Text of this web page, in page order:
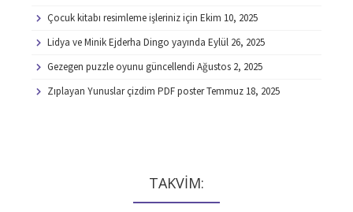
Çocuk kitabı resimleme işleriniz için Ekim 10, 2025
Lidya ve Minik Ejderha Dingo yayında Eylül 26, 2025
Gezegen puzzle oyunu güncellendi Ağustos 2, 2025
Zıplayan Yunuslar çizdim PDF posterTemmuz 18, 2025
TAKVİM: